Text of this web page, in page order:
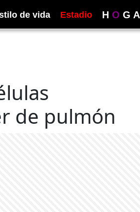
de vida Estadio H O G A
de pulmón